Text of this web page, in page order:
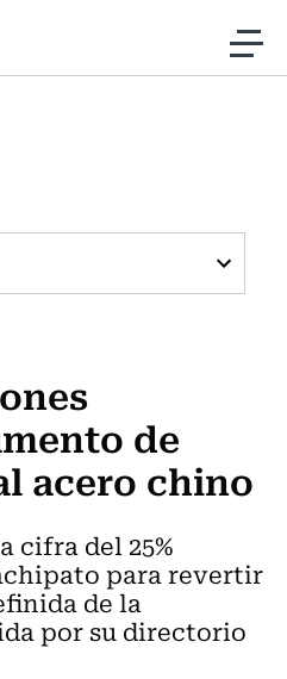
al contenido
Usach
de
acero chino
cifra del 25%
para revertir
de la
por su directorio